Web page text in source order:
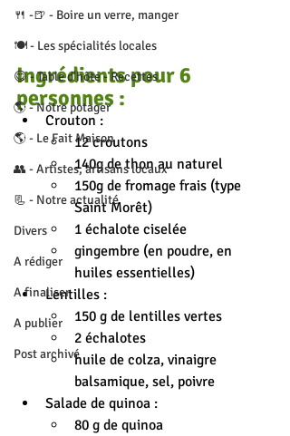
🍴 -🍺 - Boire un verre, manger
🍽 - Les spécialités locales
😋 - Table d'hôte - Recettes
🌎 - Notre potager
🌎 - Le Fait Maison
👥 - Artistes, artisans locaux
📃 - Notre actualité
Divers
A rédiger
A finaliser
A publier
Post archivé
Ingrédients pour 6
personnes :
Crouton :
12 croutons
140g de thon au naturel
150g de fromage frais (type
Saint Morêt)
1 échalote ciselée
gingembre (en poudre, en
huiles essentielles)
Lentilles :
150 g de lentilles vertes
2 échalotes
huile de colza, vinaigre
balsamique, sel, poivre
Salade de quinoa :
80 g de quinoa